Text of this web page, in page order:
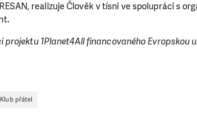
realizuje Člověk v tísni ve spolupráci s
projektu 1Planet4All financovaného Evropskou
Klub přátel